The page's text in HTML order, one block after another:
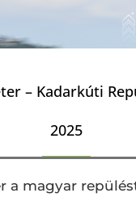
– Kadarkúti
2025
a magyar